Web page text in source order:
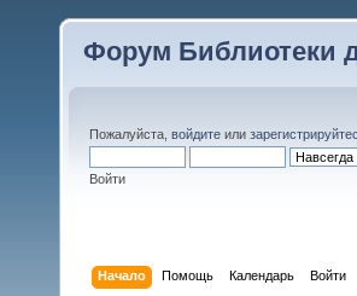
Форум Библиотеки
Пожалуйста, войдите или
Войти
Начало Помощь Календарь Войти